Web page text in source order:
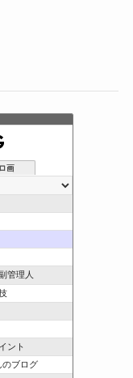
画
管理人
ント
のブログ